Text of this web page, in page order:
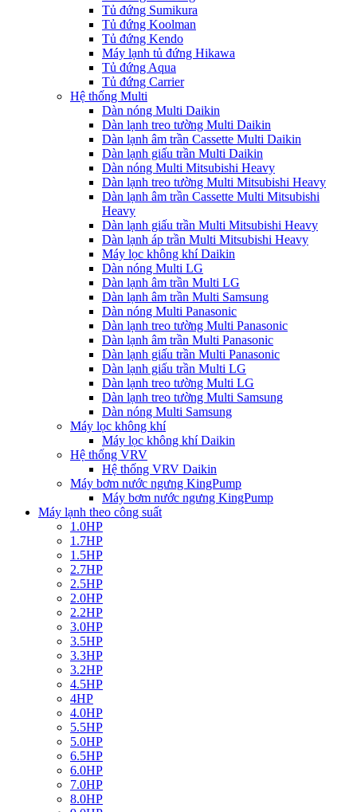
Tủ đứng Sumikura
Tủ đứng Koolman
Tủ đứng Kendo
Máy lạnh tủ đứng Hikawa
Tủ đứng Aqua
Tủ đứng Carrier
Hệ thống Multi
Dàn nóng Multi Daikin
Dàn lạnh treo tường Multi Daikin
Dàn lạnh âm trần Cassette Multi Daikin
Dàn lạnh giấu trần Multi Daikin
Dàn nóng Multi Mitsubishi Heavy
Dàn lạnh treo tường Multi Mitsubishi Heavy
Dàn lạnh âm trần Cassette Multi Mitsubishi
Heavy
Dàn lạnh giấu trần Multi Mitsubishi Heavy
Dàn lạnh áp trần Multi Mitsubishi Heavy
Máy lọc không khí Daikin
Dàn nóng Multi LG
Dàn lạnh âm trần Multi LG
Dàn lạnh âm trần Multi Samsung
Dàn nóng Multi Panasonic
Dàn lạnh treo tường Multi Panasonic
Dàn lạnh âm trần Multi Panasonic
Dàn lạnh giấu trần Multi Panasonic
Dàn lạnh giấu trần Multi LG
Dàn lạnh treo tường Multi LG
Dàn lạnh treo tường Multi Samsung
Dàn nóng Multi Samsung
Máy lọc không khí
Máy lọc không khí Daikin
Hệ thống VRV
Hệ thống VRV Daikin
Máy bơm nước ngưng KingPump
Máy bơm nước ngưng KingPump
Máy lạnh theo công suất
1.0HP
1.7HP
1.5HP
2.7HP
2.5HP
2.0HP
2.2HP
3.0HP
3.5HP
3.3HP
3.2HP
4.5HP
4HP
4.0HP
5.5HP
5.0HP
6.5HP
6.0HP
7.0HP
8.0HP